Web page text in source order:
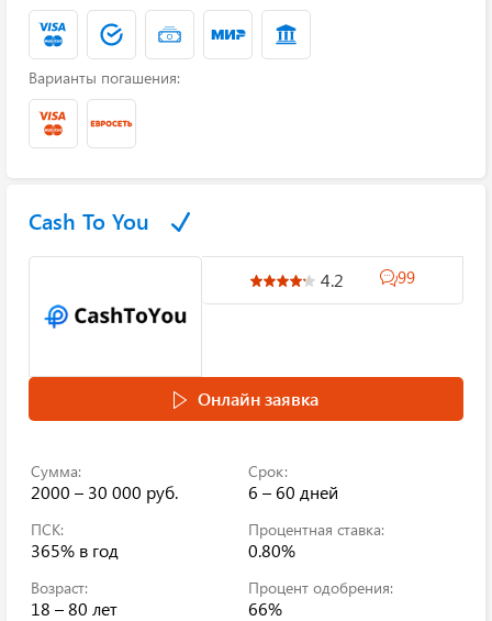
Варианты погашения:
Cash To You
4.2 99
Онлайн заявка
Сумма:
2000 – 30 000 руб.
Срок:
6 – 60 дней
ПСК:
365% в год
Процентная ставка:
0.80%
Возраст:
18 – 80 лет
Процент одобрения:
66%